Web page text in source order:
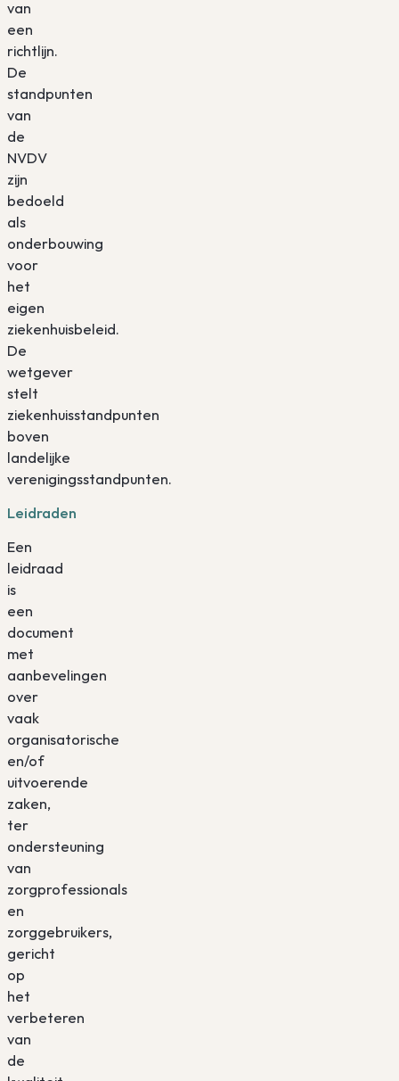
van
een
richtlijn.
De
standpunten
van
de
NVDV
zijn
bedoeld
als
onderbouwing
voor
het
eigen
ziekenhuisbeleid.
De
wetgever
stelt
ziekenhuisstandpunten
boven
landelijke
verenigingsstandpunten.
Leidraden
Een
leidraad
is
een
document
met
aanbevelingen
over
vaak
organisatorische
en/of
uitvoerende
zaken,
ter
ondersteuning
van
zorgprofessionals
en
zorggebruikers,
gericht
op
het
verbeteren
van
de